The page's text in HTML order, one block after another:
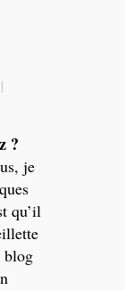
?
je
qu’il
blog